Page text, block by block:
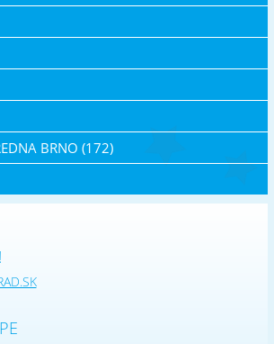
BRNO (172)